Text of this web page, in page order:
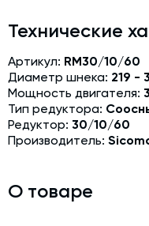
сложности
Подбор и поставка
Экспертиза
Технический аудит
Технические
Артикул: RM30/10/60
Диаметр шнека: 219 -
Мощность двигателя:
Тип редуктора:
Редуктор: 30/10/60
Производитель:
О товаре